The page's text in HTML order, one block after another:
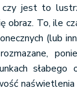
jest to
obraz. To, ile
(lub
naświetlenia